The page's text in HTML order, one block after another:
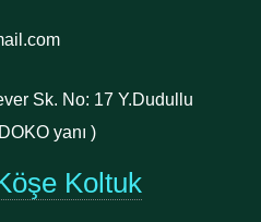
Sk. No: 17 Y.Dudullu
yanı )
Koltuk